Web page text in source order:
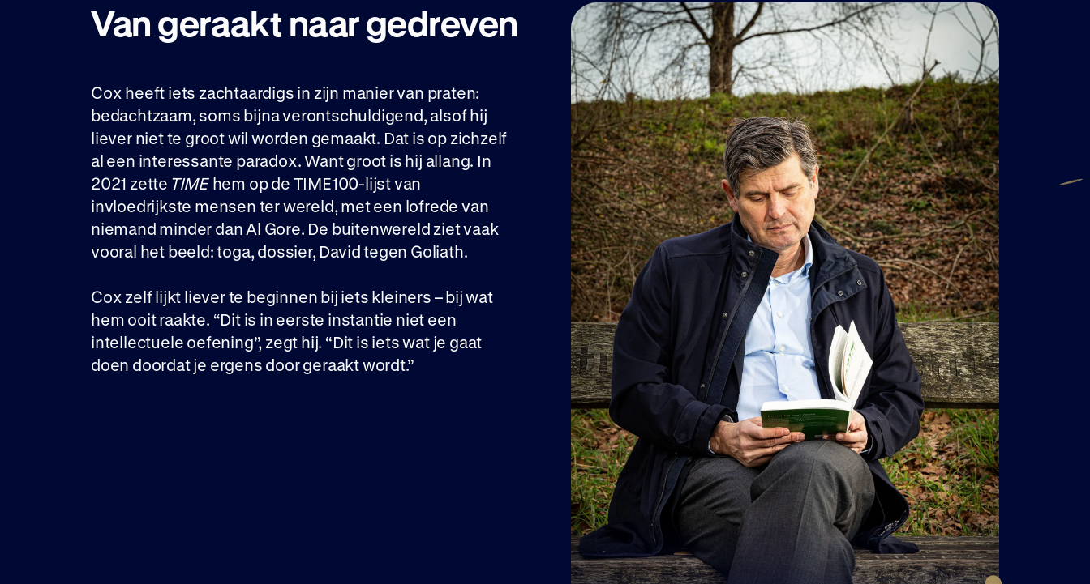
Van geraakt naar gedreven
Cox heeft iets zachtaardigs in zijn manier van praten:
bedachtzaam, soms bijna verontschuldigend, alsof hij
liever niet te groot wil worden gemaakt. Dat is op zichzelf
al een interessante paradox. Want groot is hij allang. In
2021 zette TIMEhem op de TIME100-lijst van
invloedrijkste mensen ter wereld, met een lofrede van
niemand minder dan Al Gore. De buitenwereld ziet vaak
vooral het beeld: toga, dossier, David tegen Goliath.
Cox zelf lijkt liever te beginnen bij iets kleiners – bij wat
hem ooit raakte. “Dit is in eerste instantie niet een
intellectuele oefening”, zegt hij. “Dit is iets wat je gaat
doen doordat je ergens door geraakt wordt.”